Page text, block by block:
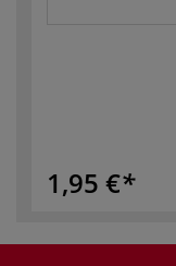
1,95 €